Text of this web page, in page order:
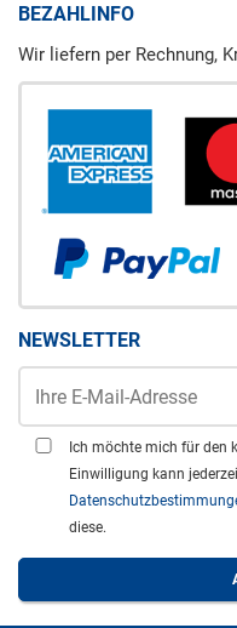
BEZAHLINFO
Wir liefern per Rechnung,
NEWSLETTER
Ich möchte mich für den
Einwilligung kann
diese.